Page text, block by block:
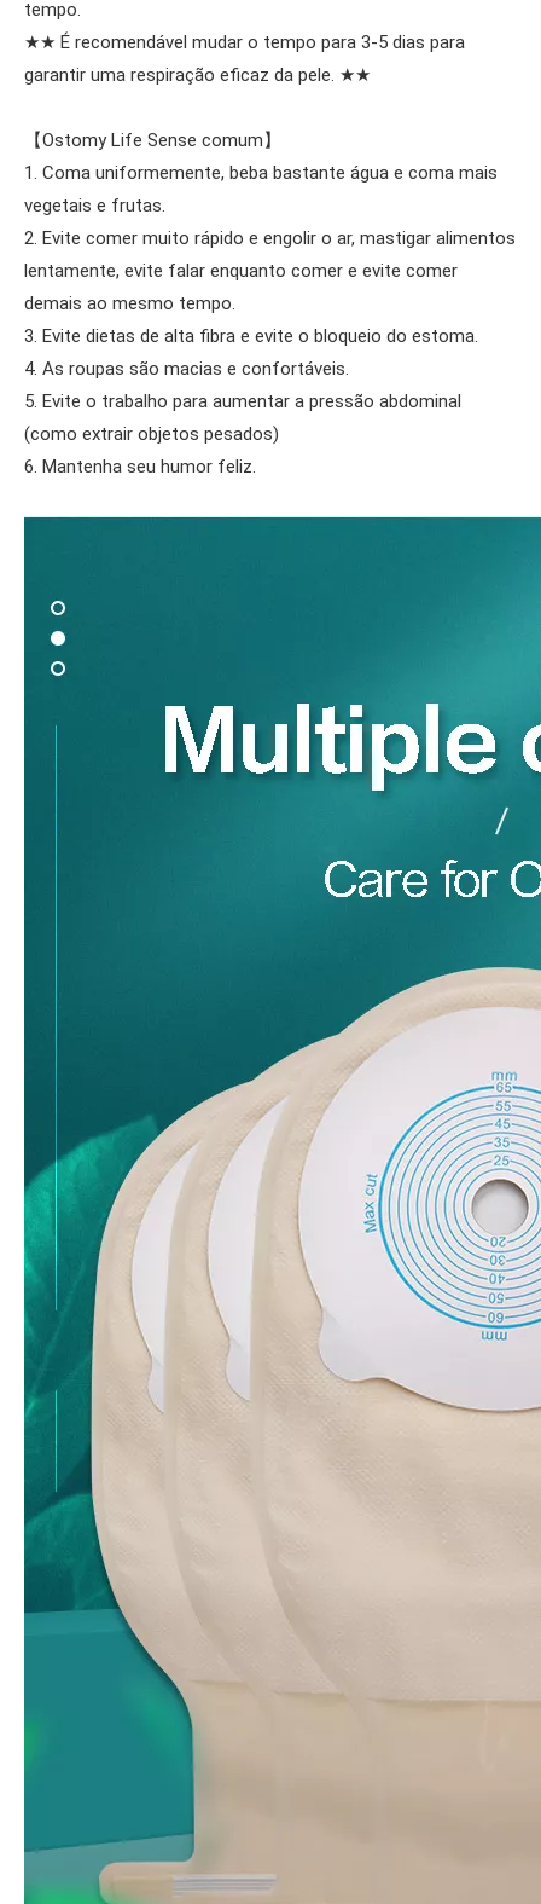
tempo.
★★ É recomendável mudar o tempo para 3-5 dias para
garantir uma respiração eficaz da pele. ★★
【Ostomy Life Sense comum】
1. Coma uniformemente, beba bastante água e coma mais
vegetais e frutas.
2. Evite comer muito rápido e engolir o ar, mastigar alimentos
lentamente, evite falar enquanto comer e evite comer
demais ao mesmo tempo.
3. Evite dietas de alta fibra e evite o bloqueio do estoma.
4. As roupas são macias e confortáveis.
5. Evite o trabalho para aumentar a pressão abdominal
(como extrair objetos pesados)
6. Mantenha seu humor feliz.